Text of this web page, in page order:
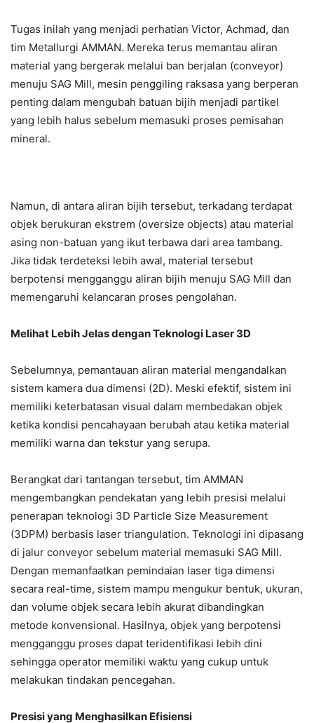
Tugas inilah yang menjadi perhatian Victor, Achmad, dan
tim Metallurgi AMMAN. Mereka terus memantau aliran
material yang bergerak melalui ban berjalan (conveyor)
menuju SAG Mill, mesin penggiling raksasa yang berperan
penting dalam mengubah batuan bijih menjadi partikel
yang lebih halus sebelum memasuki proses pemisahan
mineral.
Namun, di antara aliran bijih tersebut, terkadang terdapat
objek berukuran ekstrem (oversize objects) atau material
asing non-batuan yang ikut terbawa dari area tambang.
Jika tidak terdeteksi lebih awal, material tersebut
berpotensi mengganggu aliran bijih menuju SAG Mill dan
memengaruhi kelancaran proses pengolahan.
Melihat Lebih Jelas dengan Teknologi Laser 3D
Sebelumnya, pemantauan aliran material mengandalkan
sistem kamera dua dimensi (2D). Meski efektif, sistem ini
memiliki keterbatasan visual dalam membedakan objek
ketika kondisi pencahayaan berubah atau ketika material
memiliki warna dan tekstur yang serupa.
Berangkat dari tantangan tersebut, tim AMMAN
mengembangkan pendekatan yang lebih presisi melalui
penerapan teknologi 3D Particle Size Measurement
(3DPM) berbasis laser triangulation. Teknologi ini dipasang
di jalur conveyor sebelum material memasuki SAG Mill.
Dengan memanfaatkan pemindaian laser tiga dimensi
secara real-time, sistem mampu mengukur bentuk, ukuran,
dan volume objek secara lebih akurat dibandingkan
metode konvensional. Hasilnya, objek yang berpotensi
mengganggu proses dapat teridentifikasi lebih dini
sehingga operator memiliki waktu yang cukup untuk
melakukan tindakan pencegahan.
Presisi yang Menghasilkan Efisiensi